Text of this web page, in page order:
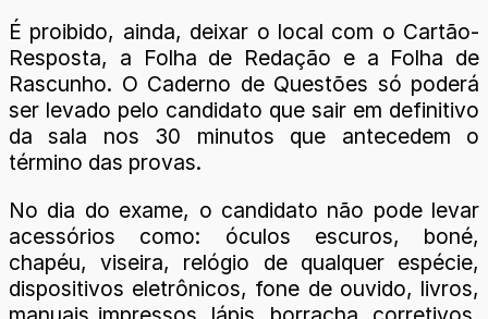
É proibido, ainda, deixar o local com o Cartão-
Resposta, a Folha de Redação e a Folha de
Rascunho. O Caderno de Questões só poderá
ser levado pelo candidato que sair em definitivo
da sala nos 30 minutos que antecedem o
término das provas.
No dia do exame, o candidato não pode levar
acessórios como: óculos escuros, boné,
chapéu, viseira, relógio de qualquer espécie,
dispositivos eletrônicos, fone de ouvido, livros,